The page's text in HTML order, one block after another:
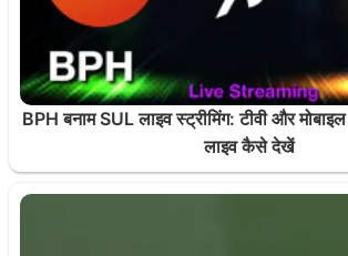
BPH बनाम SUL लाइव स्ट्रीमिंग: टीवी और
लाइव कैसे देखें